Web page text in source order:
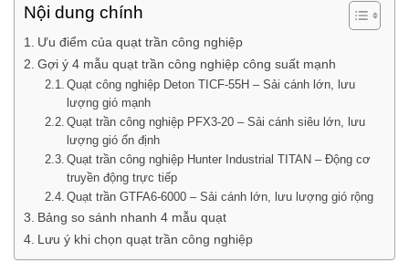
Nội dung chính
Ưu điểm của quạt trần công nghiệp
Gợi ý 4 mẫu quạt trần công nghiệp công suất mạnh
Quạt công nghiệp Deton TICF-55H – Sải cánh lớn, lưu
lượng gió mạnh
Quạt trần công nghiệp PFX3-20 – Sải cánh siêu lớn, lưu
lượng gió ổn định
Quạt trần công nghiệp Hunter Industrial TITAN – Động cơ
truyền động trực tiếp
Quạt trần GTFA6-6000 – Sải cánh lớn, lưu lượng gió rộng
Bảng so sánh nhanh 4 mẫu quạt
Lưu ý khi chọn quạt trần công nghiệp